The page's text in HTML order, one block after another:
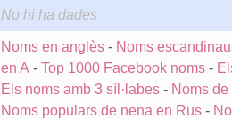
No hi ha dades
Noms en anglès- Noms
en A - Top 1000 Facebook noms-
Els noms amb 3 síl·labes- Noms
Noms populars de nena en Rus-